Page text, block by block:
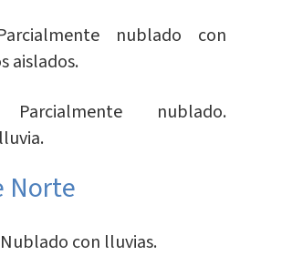
nublado con
aislados.
Parcialmente nublado.
Norte
Nublado con lluvias.